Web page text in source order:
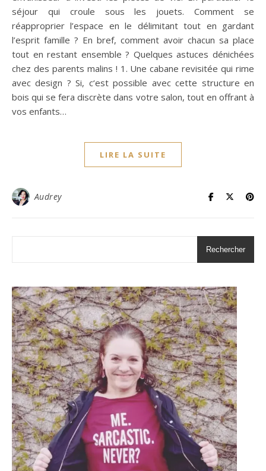
séjour qui croule sous les jouets. Comment se
réapproprier l’espace en le délimitant tout en gardant
l’esprit famille ? En bref, comment avoir chacun sa place
tout en restant ensemble ? Quelques astuces dénichées
chez des parents malins ! 1. Une cabane revisitée qui rime
avec design ? Si, c‘est possible avec cette structure en
bois qui se fera discrète dans votre salon, tout en offrant à
vos enfants…
LIRE LA SUITE
Audrey
Rechercher